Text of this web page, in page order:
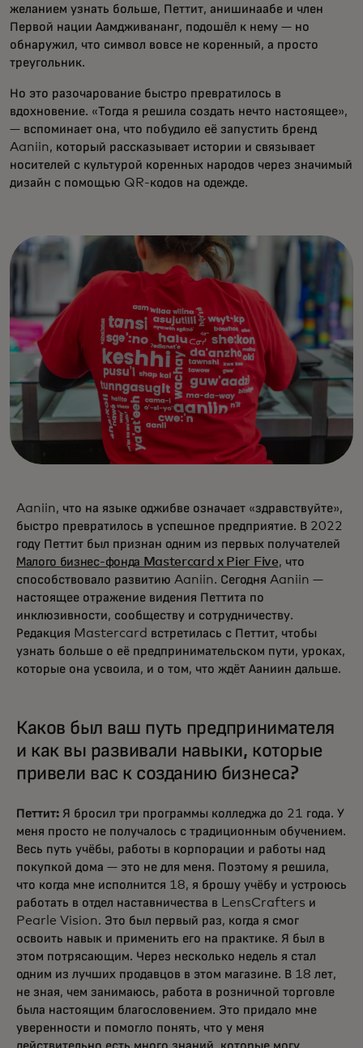
желанием узнать больше, Петтит, анишинаабе и член
Первой нации Аамдживананг, подошёл к нему — но
обнаружил, что символ вовсе не коренный, а просто
треугольник.
Но это разочарование быстро превратилось в
вдохновение. «Тогда я решила создать нечто настоящее»,
— вспоминает она, что побудило её запустить бренд
Aaniin, который рассказывает истории и связывает
носителей с культурой коренных народов через значимый
дизайн с помощью QR-кодов на одежде.
Aaniin, что на языке оджибве означает «здравствуйте»,
быстро превратилось в успешное предприятие. В 2022
году Петтит был признан одним из первых получателей
Малого бизнес-фонда Mastercard x Pier Five, что
способствовало развитию Aaniin. Сегодня Aaniin —
настоящее отражение видения Петтита по
инклюзивности, сообществу и сотрудничеству.
Редакция Mastercard встретилась с Петтит, чтобы
узнать больше о её предпринимательском пути, уроках,
которые она усвоила, и о том, что ждёт Ааниин дальше.
Каков был ваш путь предпринимателя
и как вы развивали навыки, которые
привели вас к созданию бизнеса?
Петтит: Я бросил три программы колледжа до 21 года. У
меня просто не получалось с традиционным обучением.
Весь путь учёбы, работы в корпорации и работы над
покупкой дома — это не для меня. Поэтому я решила,
что когда мне исполнится 18, я брошу учёбу и устроюсь
работать в отдел наставничества в LensCrafters и
Pearle Vision. Это был первый раз, когда я смог
освоить навык и применить его на практике. Я был в
этом потрясающим. Через несколько недель я стал
одним из лучших продавцов в этом магазине. В 18 лет,
не зная, чем занимаюсь, работа в розничной торговле
была настоящим благословением. Это придало мне
уверенности и помогло понять, что у меня